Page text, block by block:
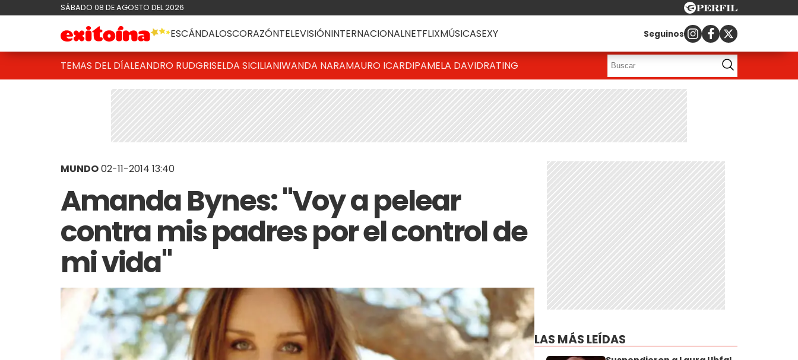
SÁBADO 08 DE AGOSTO DEL 2026
ESCÁNDALOSCORAZÓNTELEVISIÓNINTERNACIONALNETFLIXMÚSICASEXY Seguinos
TEMAS DEL DÍALEANDRO RUDGRISELDA SICILIANIWANDA NARAMAURO ICARDIPAMELA DAVIDRATING
MUNDO02-11-2014 13:40
Amanda Bynes: "Voy a pelear
contra mis padres por el control de
mi vida"
LAS MÁS LEÍDAS